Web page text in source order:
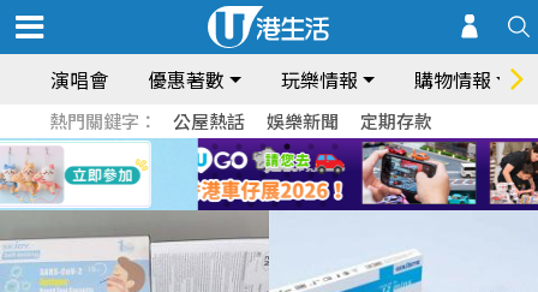
演唱會 優惠著數 玩樂情報 購物情報
熱門關鍵字： 公屋熱話 娛樂新聞 定期存款